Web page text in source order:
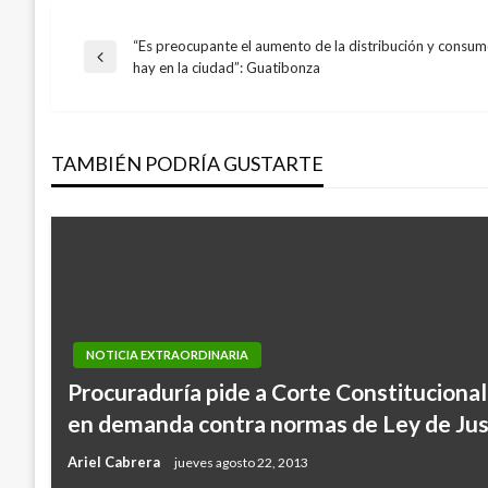
Navegación
entradas
Entrada
“Es preocupante el aumento de la distribución y
hay en la ciudad”: Guatibonza
TAMBIÉN PODRÍA GUSTARTE
NOTICIA EXTRAORDINARIA
Procuraduría pide a Corte
en demanda contra normas de Ley de
Ariel Cabrera jueves agosto 22, 2013
Los hechos que marcaron el 2019 en
protestas y desastres ambientales